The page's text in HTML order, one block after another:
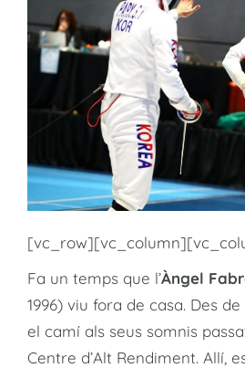
Fa un temps que l’Àngel
1996) viu fora de casa. Des
el camí als seus somnis
Centre d’Alt Rendiment. Allí,